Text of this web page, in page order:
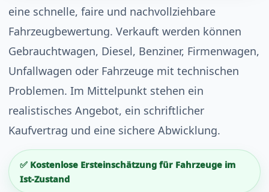
eine schnelle, faire und nachvollziehbare
Fahrzeugbewertung. Verkauft werden können
Gebrauchtwagen, Diesel, Benziner, Firmenwagen,
Unfallwagen oder Fahrzeuge mit technischen
Problemen. Im Mittelpunkt stehen ein
realistisches Angebot, ein schriftlicher
Kaufvertrag und eine sichere Abwicklung.
✅ Kostenlose Ersteinschätzung für Fahrzeuge im
Ist-Zustand